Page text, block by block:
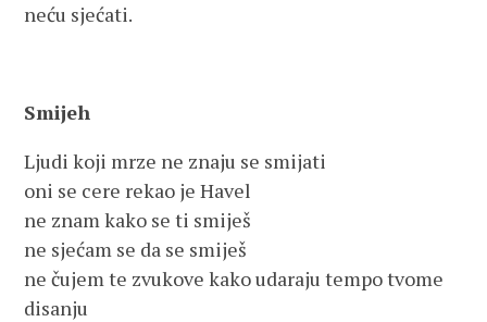
neću sjećati.
Smijeh
Ljudi koji mrze ne znaju se smijati
oni se cere rekao je Havel
ne znam kako se ti smiješ
ne sjećam se da se smiješ
ne čujem te zvukove kako udaraju tempo tvome
disanju